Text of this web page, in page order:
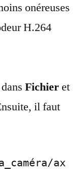
onéreuses
H.264
Fichieret
il faut
ax